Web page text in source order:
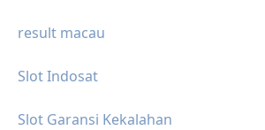
result macau
Slot Indosat
Slot Garansi Kekalahan